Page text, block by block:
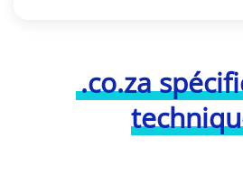
.co.za